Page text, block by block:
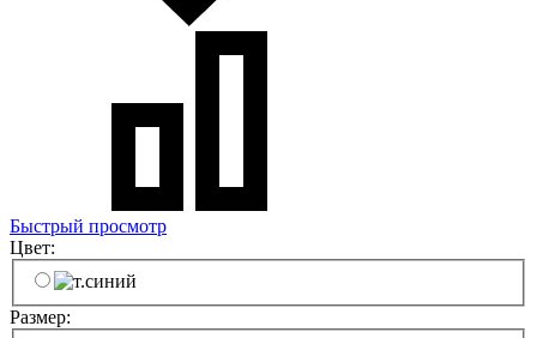
Быстрый просмотр
Цвет:
Размер: